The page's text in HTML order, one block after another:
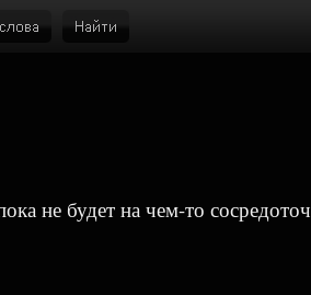
не будет на чем-то